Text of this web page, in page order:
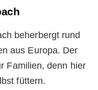
beherbergt rund
aus Europa. Der
Familien, denn hier
füttern.